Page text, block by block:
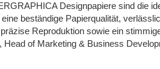
Designpapiere sind die
beständige Papierqualität,
Reproduktion sowie ein
Head of Marketing & Business